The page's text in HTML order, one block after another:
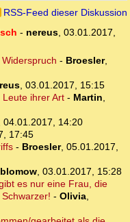
RSS-Feed dieser Diskussion
- nereus, 03.01.2017,
- Broesler,
, 03.01.2017, 15:15
ihrer Art- Martin,
04.01.2017, 14:20
17:45
- Broesler, 05.01.2017,
, 03.01.2017, 15:28
es nur eine Frau, die
- Olivia,